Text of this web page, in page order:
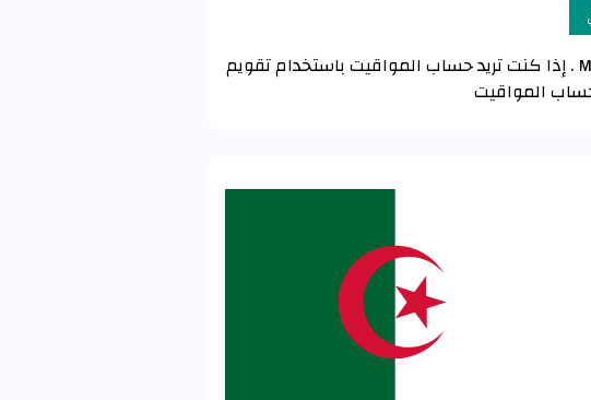
تم حساب وقت أذان العصر لمدينة دار الشيوخ باستخدام تقويم رابطة العالم الإسلامي MWL . إذا كنت تريد حساب المواقيت باستخدام تقويم
المواقيت